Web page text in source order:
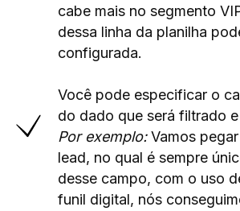
cabe mais no segmento
dessa linha da planilha
configurada.
Você pode especificar o
do dado que será filtrado
Por exemplo:Vamos
lead, no qual é sempre
desse campo, com o uso
funil digital, nós